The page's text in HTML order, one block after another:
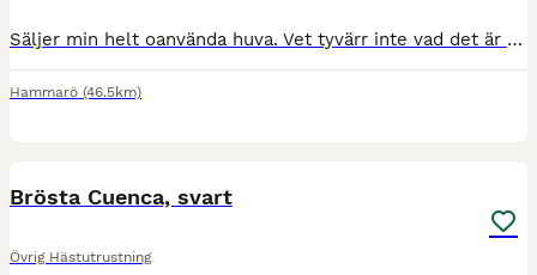
Säljer min helt oanvända huva. Vet tyvärr inte vad det är för märke eller vad nypriset är. Tror typ 200-300kr🤗 Jag säljer min för 100kr och köparen står för frakten. 😍
Hammarö (46.5km)
Brösta Cuenca, svart
Övrig Hästutrustning